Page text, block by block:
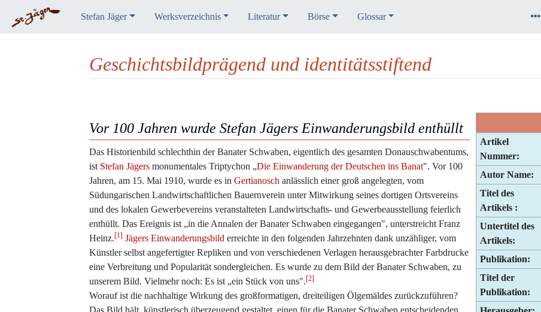
Stefan Jäger Werksverzeichnis Literatur Börse Glossar
Geschichtsbildprägend und identitätsstiftend
Artikel
Nummer:
Autor Name:
Titel des
Artikels :
Untertitel des
Artikels:
Publikation:
Titel der
Publikation:
Vor 100 Jahren wurde Stefan Jägers Einwanderungsbild enthüllt
Das Historienbild schlechthin der Banater Schwaben, eigentlich des gesamten Donauschwabentums,
ist Stefan Jägers monumentales Triptychon „Die Einwanderung der Deutschen ins Banat". Vor 100
Jahren, am 15. Mai 1910, wurde es in Gertianosch anlässlich einer groß angelegten, vom
Südungarischen Landwirtschaftlichen Bauernverein unter Mitwirkung seines dortigen Ortsvereins
und des lokalen Gewerbevereins veranstalteten Landwirtschafts- und Gewerbeausstellung feierlich
enthüllt. Das Ereignis ist „in die Annalen der Banater Schwaben eingegangen", unterstreicht Franz
Heinz.[1] Jägers Einwanderungsbild erreichte in den folgenden Jahrzehnten dank unzähliger, vom
Künstler selbst angefertigter Repliken und von verschiedenen Verlagen herausgebrachter Farbdrucke
eine Verbreitung und Popularität sondergleichen. Es wurde zu dem Bild der Banater Schwaben, zu
unserem Bild. Vielmehr noch: Es ist „ein Stück von uns".[2]
Worauf ist die nachhaltige Wirkung des großformatigen, dreiteiligen Ölgemäldes zurückzuführen?
Das Bild hält, künstlerisch überzeugend gestaltet, einen für die Banater Schwaben entscheidenden